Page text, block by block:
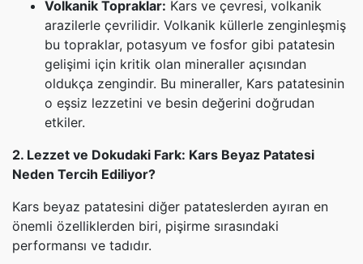
Volkanik Topraklar: Kars ve çevresi, volkanik
arazilerle çevrilidir. Volkanik küllerle zenginleşmiş
bu topraklar, potasyum ve fosfor gibi patatesin
gelişimi için kritik olan mineraller açısından
oldukça zengindir. Bu mineraller, Kars patatesinin
o eşsiz lezzetini ve besin değerini doğrudan
etkiler.
2. Lezzet ve Dokudaki Fark: Kars Beyaz Patatesi
Neden Tercih Ediliyor?
Kars beyaz patatesini diğer patateslerden ayıran en
önemli özelliklerden biri, pişirme sırasındaki
performansı ve tadıdır.